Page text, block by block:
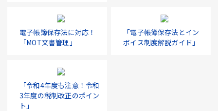
電子帳簿保存法に対応！
「MOT文書管理」
「電子帳簿保存法とイン
ボイス制度解説ガイド」
「令和4年度も注意！令和
3年度の税制改正のポイン
ト」